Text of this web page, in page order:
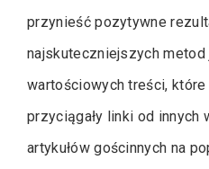
przynieść pozytywne
najskuteczniejszych
wartościowych treści, które
przyciągały linki od innych
artykułów gościnnych na